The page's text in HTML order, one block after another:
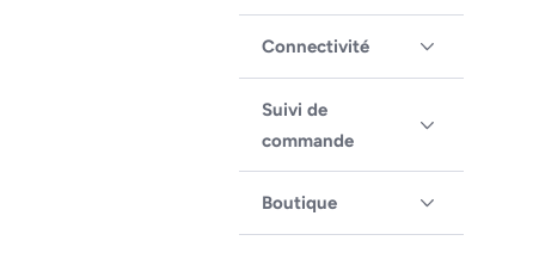
Connectivité
Suivi de
commande
Boutique